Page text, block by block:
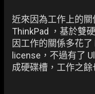
套件，
起， 相
都說讚
近來因為工作上的
ThinkPad ，基於雙
因工作的關係多花
license，不過有了
成硬碟槽，工作之餘